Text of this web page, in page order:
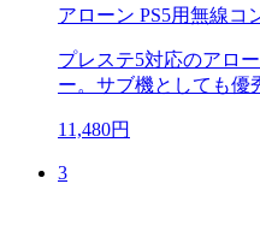
アローン PS5用無線コ
プレステ5対応のアロ
ー。サブ機としても優
11,480円
3